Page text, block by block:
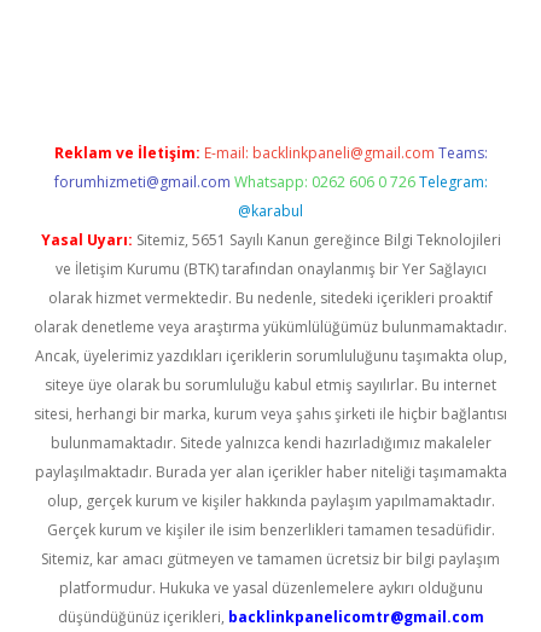
Reklam ve İletişim: E-mail: backlinkpaneli@gmail.com Teams:
forumhizmeti@gmail.com Whatsapp: 0262 606 0 726 Telegram:
@karabul
Yasal Uyarı: Sitemiz, 5651 Sayılı Kanun gereğince Bilgi Teknolojileri
ve İletişim Kurumu (BTK) tarafından onaylanmış bir Yer Sağlayıcı
olarak hizmet vermektedir. Bu nedenle, sitedeki içerikleri proaktif
olarak denetleme veya araştırma yükümlülüğümüz bulunmamaktadır.
Ancak, üyelerimiz yazdıkları içeriklerin sorumluluğunu taşımakta olup,
siteye üye olarak bu sorumluluğu kabul etmiş sayılırlar. Bu internet
sitesi, herhangi bir marka, kurum veya şahıs şirketi ile hiçbir bağlantısı
bulunmamaktadır. Sitede yalnızca kendi hazırladığımız makaleler
paylaşılmaktadır. Burada yer alan içerikler haber niteliği taşımamakta
olup, gerçek kurum ve kişiler hakkında paylaşım yapılmamaktadır.
Gerçek kurum ve kişiler ile isim benzerlikleri tamamen tesadüfidir.
Sitemiz, kar amacı gütmeyen ve tamamen ücretsiz bir bilgi paylaşım
platformudur. Hukuka ve yasal düzenlemelere aykırı olduğunu
düşündüğünüz içerikleri, backlinkpanelicomtr@gmail.com